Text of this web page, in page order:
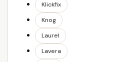
Klickfix
Knog
Laurel
Lavera